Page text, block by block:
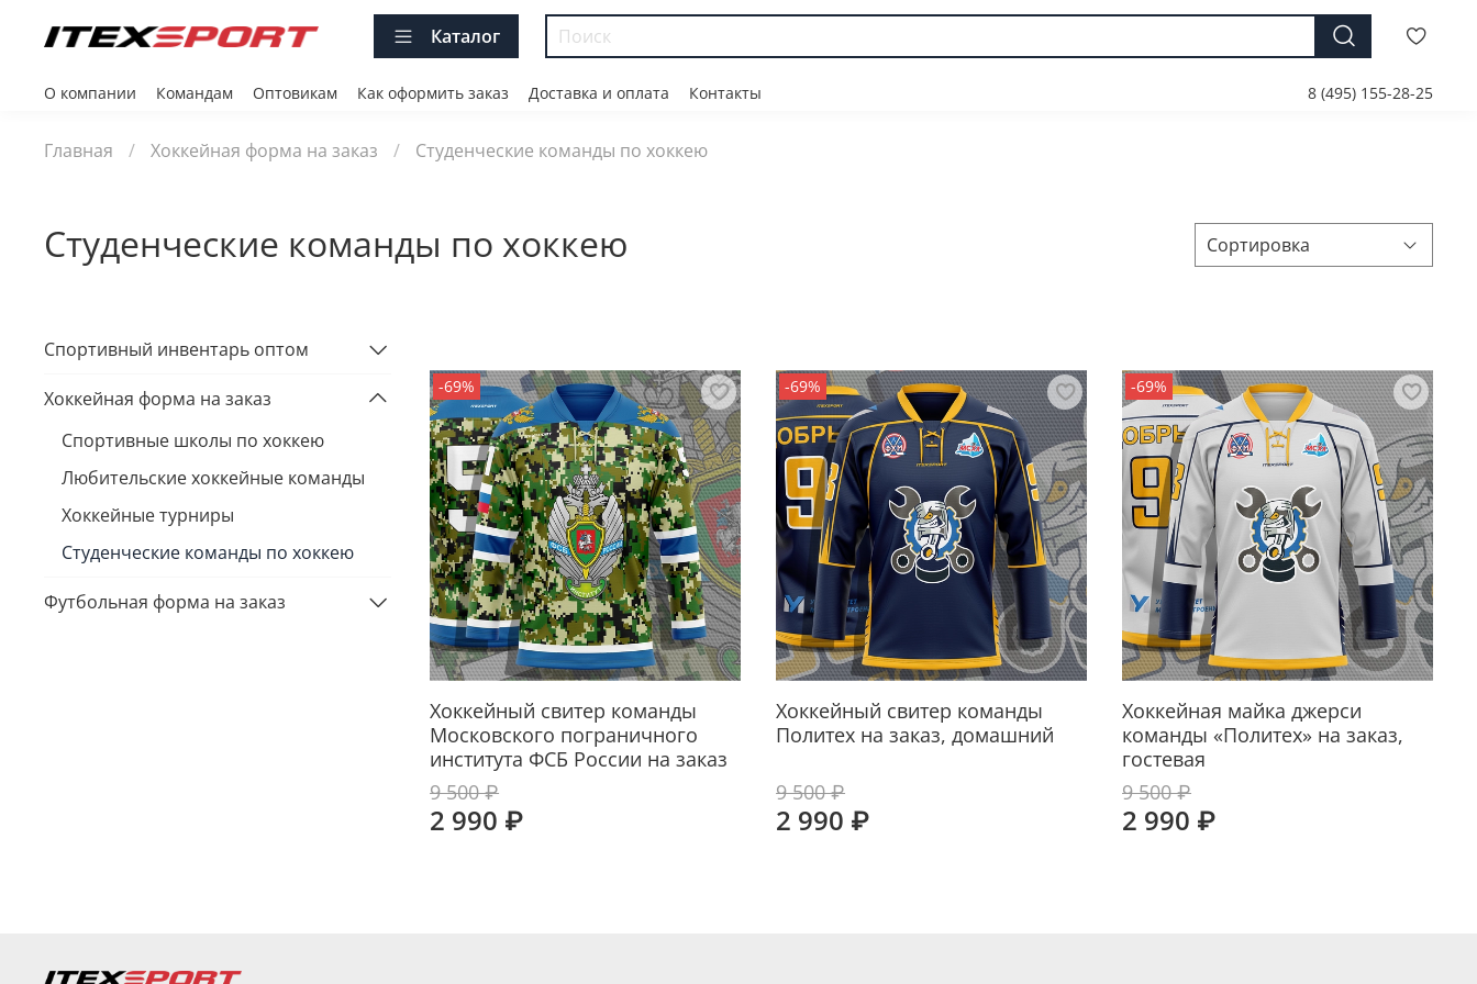
Каталог
О компании Командам Оптовикам Как оформить заказ Доставка и оплата Контакты 8 (495) 155-28-25
Главная Хоккейная форма на заказ Студенческие команды по хоккею
Студенческие команды по хоккею
-69%
Хоккейный свитер команды
Московского пограничного
института ФСБ России на заказ
9 500 ₽
2 990 ₽
-69%
Хоккейный свитер команды
Политех на заказ, домашний
9 500 ₽
2 990 ₽
-69%
Хоккейная майка джерси
команды «Политех» на заказ,
гостевая
9 500 ₽
2 990 ₽
Спортивный инвентарь оптом
Хоккейная форма на заказ
Спортивные школы по хоккею
Любительские хоккейные команды
Хоккейные турниры
Студенческие команды по хоккею
Футбольная форма на заказ